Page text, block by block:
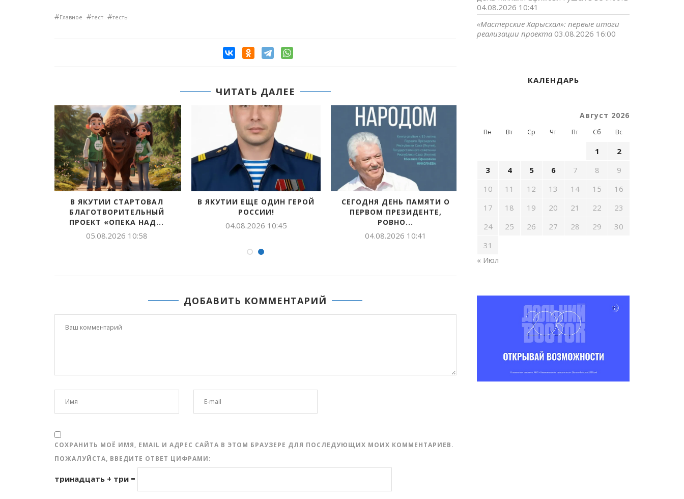
#Главное #тест #тесты
ЧИТАТЬ ДАЛЕЕ
В ЯКУТИИ СТАРТОВАЛ
БЛАГОТВОРИТЕЛЬНЫЙ
ПРОЕКТ «ОПЕКА НАД...
05.08.2026 10:58
В ЯКУТИИ ЕЩЕ ОДИН ГЕРОЙ
РОССИИ!
04.08.2026 10:45
СЕГОДНЯ ДЕНЬ ПАМЯТИ О
ПЕРВОМ ПРЕЗИДЕНТЕ,
РОВНО...
04.08.2026 10:41
ДОБАВИТЬ КОММЕНТАРИЙ
СОХРАНИТЬ МОЁ ИМЯ, EMAIL И АДРЕС САЙТА В ЭТОМ БРАУЗЕРЕ ДЛЯ ПОСЛЕДУЮЩИХ МОИХ КОММЕНТАРИЕВ.
ПОЖАЛУЙСТА, ВВЕДИТЕ ОТВЕТ ЦИФРАМИ:
тринадцать + три =
04.08.2026 10:41
«Мастерские Харысхал»: первые итоги
реализации проекта 03.08.2026 16:00
КАЛЕНДАРЬ
Август 2026
Пн Вт Ср Чт Пт Сб Вс
1
2
3
4 5 6 7 8
9
10
11 12 13 14 15
16
17
18 19 20 21 22
23
24
25 26 27 28 29
30
31
« Июл